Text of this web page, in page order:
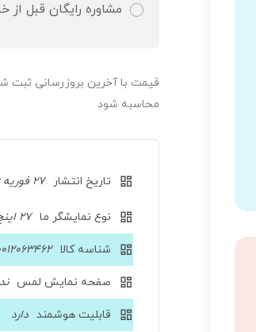
مشاوره رایگان قبل از
قیمت‌ با آخرین بروزرسانی ثبت
محاسبه شود
تاریخ انتشار 27 فوریه 2026
نوع نمایشگر ما 27 اینچ و بزرگتر
شناسه کالا
صفحه نمایش لمس
قابلیت هوشمند دارد